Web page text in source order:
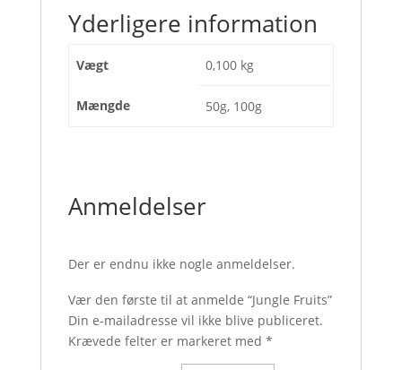
Yderligere information
Vægt 0,100 kg
Mængde 50g, 100g
Anmeldelser
Der er endnu ikke nogle anmeldelser.
Vær den første til at anmelde “Jungle Fruits”
Din e-mailadresse vil ikke blive publiceret.
Krævede felter er markeret med *